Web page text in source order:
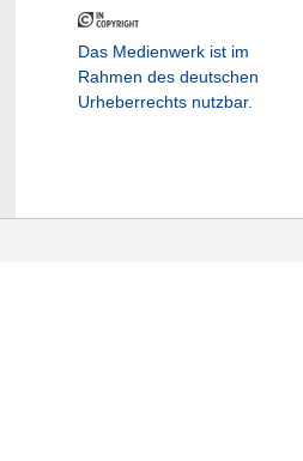
Das Medienwerk ist im
Rahmen des deutschen
Urheberrechts nutzbar.